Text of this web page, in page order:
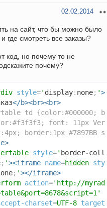
02.02.2014
на сайт, что бы можно было
где смотреть все заказы?
код, но почему то не
почему?
style=' display: none; '>
</b><br><br>
td {color:#000000; b
font: 11px Ver
border:1px #7897BB s
style=' border-coll
; '><iframe name=hidden sty
; '></iframe>
action='http://myrad
charset=UTF-8 target